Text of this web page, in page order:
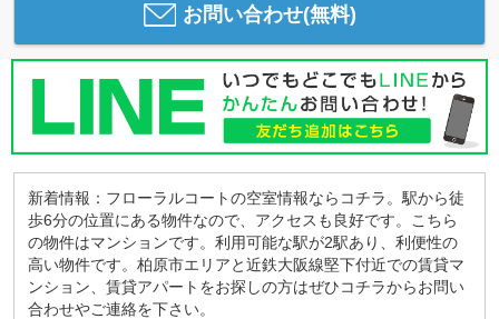
お問い合わせ(無料)
新着情報：フローラルコートの空室情報ならコチラ。駅から徒
歩6分の位置にある物件なので、アクセスも良好です。こちら
の物件はマンションです。利用可能な駅が2駅あり、利便性の
高い物件です。柏原市エリアと近鉄大阪線堅下付近での賃貸マ
ンション、賃貸アパートをお探しの方はぜひコチラからお問い
合わせやご連絡を下さい。